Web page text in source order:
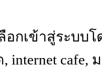
กเข้าสู่ระบบ
internet cafe,